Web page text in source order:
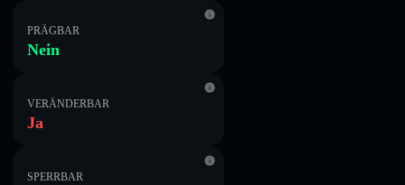
PRÄGBAR
Nein
VERÄNDERBAR
Ja
SPERRBAR